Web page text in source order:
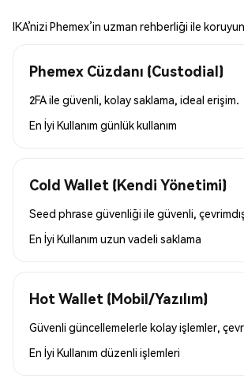
IKA’nizi Phemex’in uzman rehberliği ile koruyun
Phemex Cüzdanı (Custodial)
2FA ile güvenli, kolay saklama, ideal erişim.
En İyi Kullanım günlük kullanım
Cold Wallet (Kendi Yönetimi)
Seed phrase güvenliği ile güvenli,
En İyi Kullanım uzun vadeli saklama
Hot Wallet (Mobil/Yazılım)
Güvenli güncellemelerle kolay işlemler,
En İyi Kullanım düzenli işlemleri